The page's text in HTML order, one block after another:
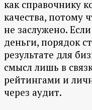
как справочнику
качества, потому
не заслужено.
деньги, порядок
результате для
смысл лишь в
рейтингами и
через аудит.